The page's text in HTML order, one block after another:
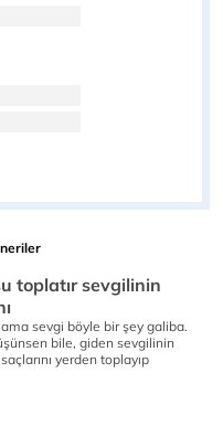
toplatır sevgilinin
sevgi böyle bir şey galiba.
bile, giden sevgilinin
yerden toplayıp